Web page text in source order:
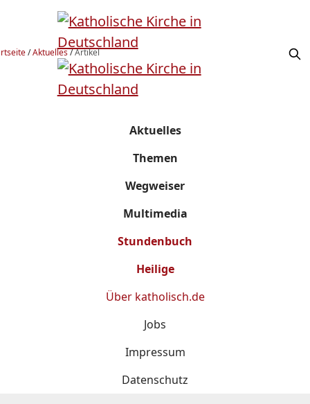
/Aktuelles/Artikel
Aktuelles
Themen
Wegweiser
Multimedia
Stundenbuch
Heilige
Über katholisch.de
Jobs
Impressum
Datenschutz